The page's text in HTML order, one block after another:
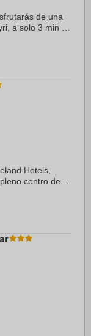
de una
a solo 3 min a
Hotels,
centro de